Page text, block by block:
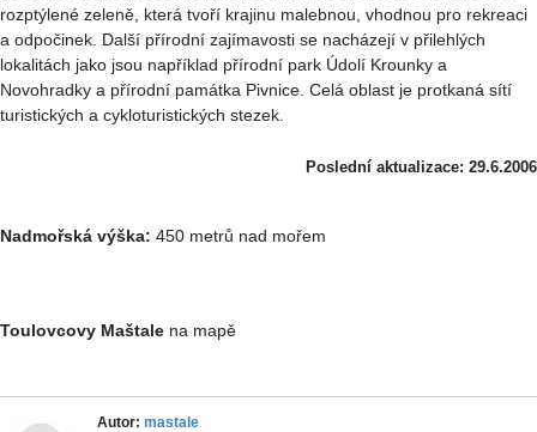
rozptýlené zeleně, která tvoří krajinu malebnou, vhodnou pro rekreaci
a odpočinek. Další přírodní zajímavosti se nacházejí v přilehlých
lokalitách jako jsou například přírodní park Údolí Krounky a
Novohradky a přírodní památka Pivnice. Celá oblast je protkaná sítí
turistických a cykloturistických stezek.
Poslední aktualizace: 29.6.2006
Nadmořská výška: 450 metrů nad mořem
Toulovcovy Maštale na mapě
Autor: mastale